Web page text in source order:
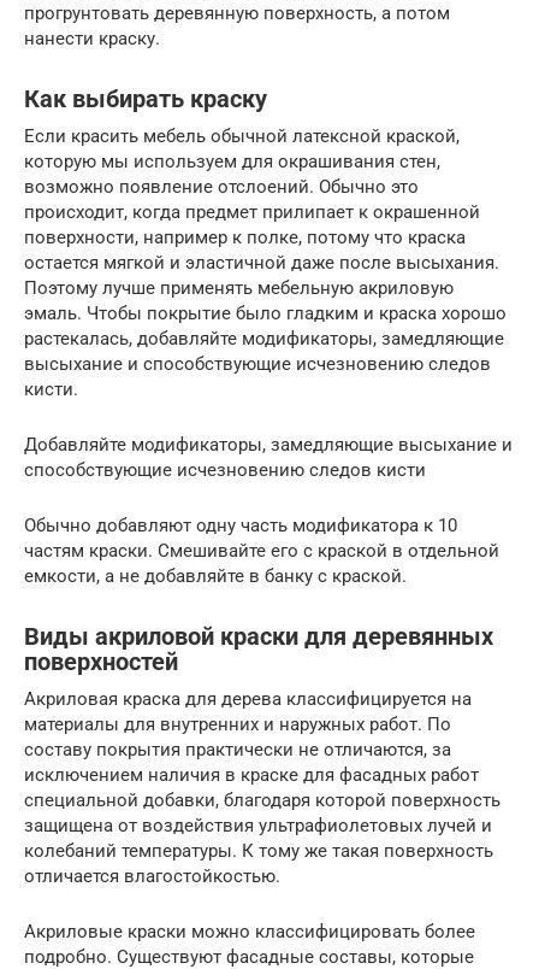
прогрунтовать деревянную поверхность, а потом
нанести краску.
Как выбирать краску
Если красить мебель обычной латексной краской,
которую мы используем для окрашивания стен,
возможно появление отслоений. Обычно это
происходит, когда предмет прилипает к окрашенной
поверхности, например к полке, потому что краска
остается мягкой и эластичной даже после высыхания.
Поэтому лучше применять мебельную акриловую
эмаль. Чтобы покрытие было гладким и краска хорошо
растекалась, добавляйте модификаторы, замедляющие
высыхание и способствующие исчезновению следов
кисти.
Добавляйте модификаторы, замедляющие высыхание и
способствующие исчезновению следов кисти
Обычно добавляют одну часть модификатора к 10
частям краски. Смешивайте его с краской в отдельной
емкости, а не добавляйте в банку с краской.
Виды акриловой краски для деревянных
поверхностей
Акриловая краска для дерева классифицируется на
материалы для внутренних и наружных работ. По
составу покрытия практически не отличаются, за
исключением наличия в краске для фасадных работ
специальной добавки, благодаря которой поверхность
защищена от воздействия ультрафиолетовых лучей и
колебаний температуры. К тому же такая поверхность
отличается влагостойкостью.
Акриловые краски можно классифицировать более
подробно. Существуют фасадные составы, которые